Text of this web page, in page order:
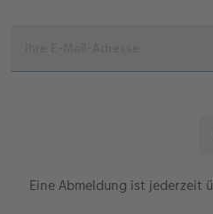
Eine Abmeldung ist jederzeit